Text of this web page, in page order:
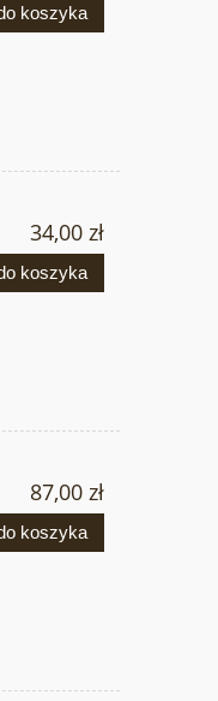
koszyka
34,00 zł
koszyka
87,00 zł
koszyka